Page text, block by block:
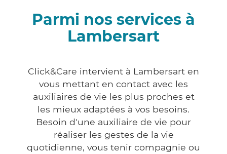
Parmi nos services à
Lambersart
Click&Care intervient à Lambersart en
vous mettant en contact avec les
auxiliaires de vie les plus proches et
les mieux adaptées à vos besoins.
Besoin d'une auxiliaire de vie pour
réaliser les gestes de la vie
quotidienne, vous tenir compagnie ou